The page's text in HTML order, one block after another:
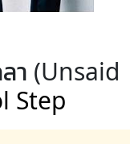
า (Unsaid
Step